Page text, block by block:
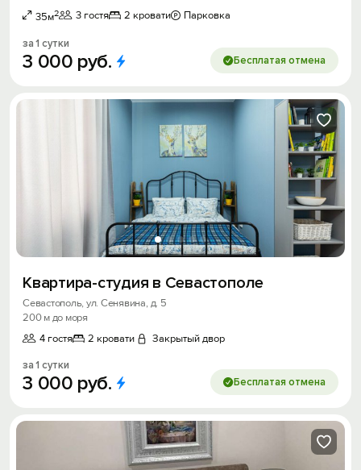
35м2 3 гостя 2 кровати Парковка
за 1 сутки
3 000 руб. Бесплатая отмена
Квартира-студия в Севастополе
Севастополь, ул. Сенявина, д. 5
200 м до моря
4 гостя
2 кровати Закрытый двор
за 1 сутки
3 000 руб. Бесплатая отмена